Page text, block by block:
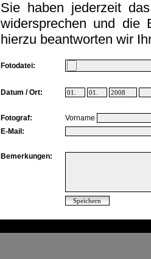
Sie haben jederzeit
widersprechen und die
hierzu beantworten wir
Fotodatei:
Datum / Ort:
Fotograf:
Vorname
E-Mail:
Bemerkungen: